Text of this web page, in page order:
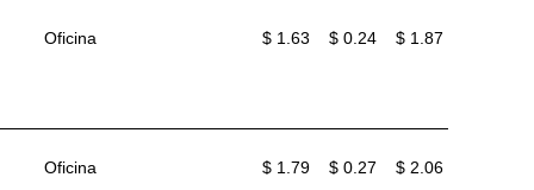
Oficina $ 1.63 $ 0.24 $ 1.87
Oficina $ 1.79 $ 0.27 $ 2.06